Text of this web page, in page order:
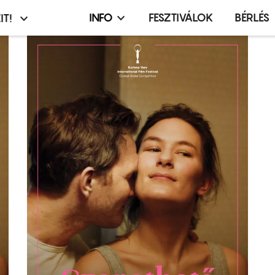
Infó,
esemény,
terembérlés
menü
INFO FESZTIVÁLOK BÉRLÉS